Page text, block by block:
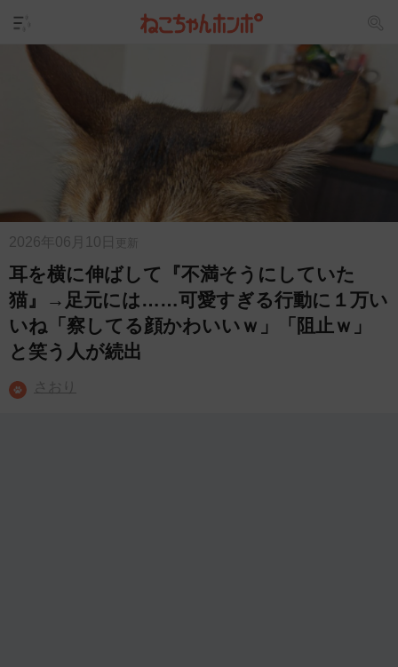
2026年06月10日 更新
耳を横に伸ばして『不満そうにしていた
猫』→足元には……可愛すぎる行動に１万い
いね「察してる顔かわいいｗ」「阻止ｗ」
と笑う人が続出
さおり